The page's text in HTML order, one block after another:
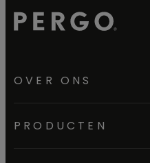
OVER ONS
PRODUCTEN